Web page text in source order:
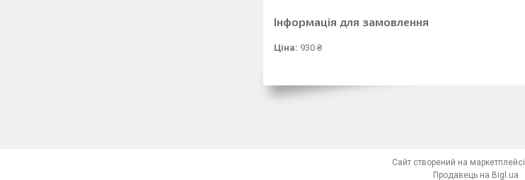
Інформація для замовлення
Ціна: 930 ₴
Сайт створений на маркетплейсі
Продавець на Bigl.ua